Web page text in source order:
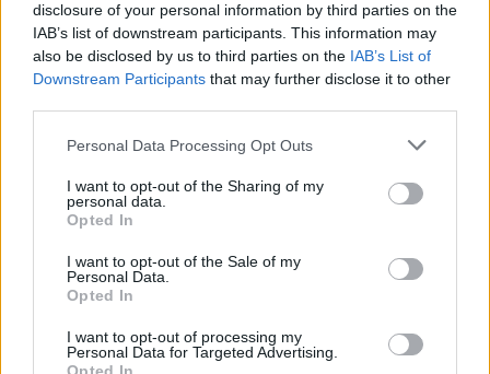
disclosure of your personal information by third parties on the
IAB’s list of downstream participants. This information may
also be disclosed by us to third parties on the IAB’s List of
Downstream Participants that may further disclose it to other
Please note that this website/app uses one or more Google
not limited to your visit or usage behaviour. You may click to
grant or deny consent to Google and its third-party tags to
use your data for below specified purposes in below Google
consent section.
Personal Data Processing Opt Outs
I want to opt-out of the Sharing of my
personal data.
Opted In
I want to opt-out of the Sale of my
Personal Data.
Opted In
I want to opt-out of processing my
Personal Data for Targeted Advertising.
Udostępnij UdostępnijUdostępnij Udostępnij
Katarzyna Pura
królowa chaosu / CEO, owner, editor in chief
Od 2010 roku niestrudzenie prowadzę Tabletowo,
poddając swojej wymagającej procedurze testowej
wszelkiej maści elektronikę. Rzetelność stawiam na